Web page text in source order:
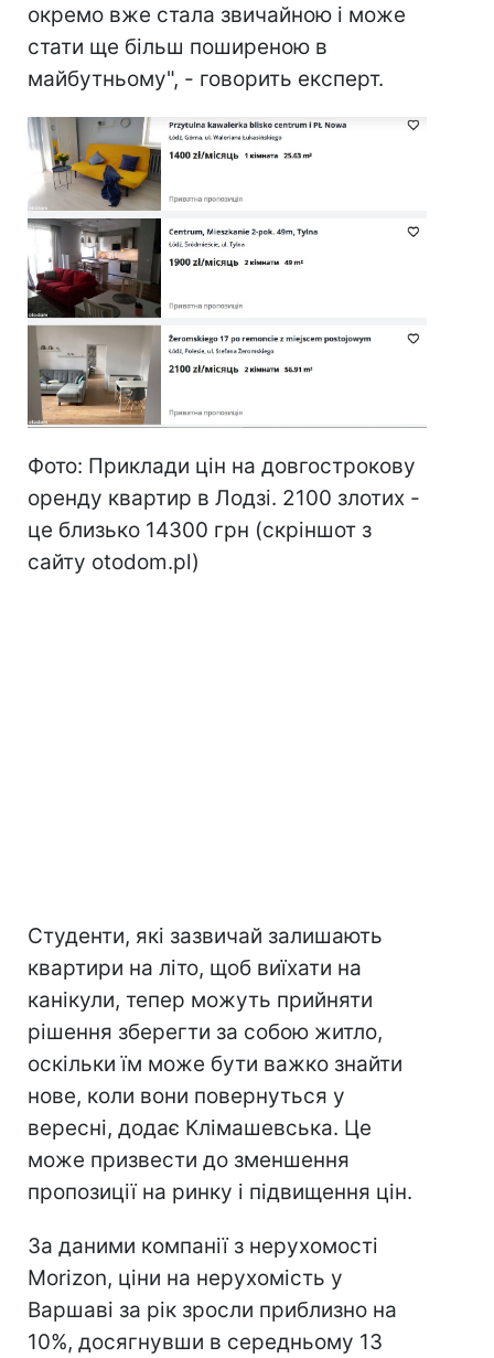
окремо вже стала звичайною і може
стати ще більш поширеною в
майбутньому", - говорить експерт.
Фото: Приклади цін на довгострокову
оренду квартир в Лодзі. 2100 злотих -
це близько 14300 грн (скріншот з
сайту otodom.pl)
Студенти, які зазвичай залишають
квартири на літо, щоб виїхати на
канікули, тепер можуть прийняти
рішення зберегти за собою житло,
оскільки їм може бути важко знайти
нове, коли вони повернуться у
вересні, додає Клімашевська. Це
може призвести до зменшення
пропозиції на ринку і підвищення цін.
За даними компанії з нерухомості
Morizon, ціни на нерухомість у
Варшаві за рік зросли приблизно на
10%, досягнувши в середньому 13